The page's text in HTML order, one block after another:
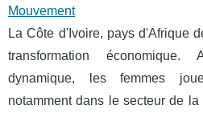
Mouvement
La Côte d'Ivoire, pays d'Afrique
transformation
dynamique, les femmes
notamment dans le secteur de